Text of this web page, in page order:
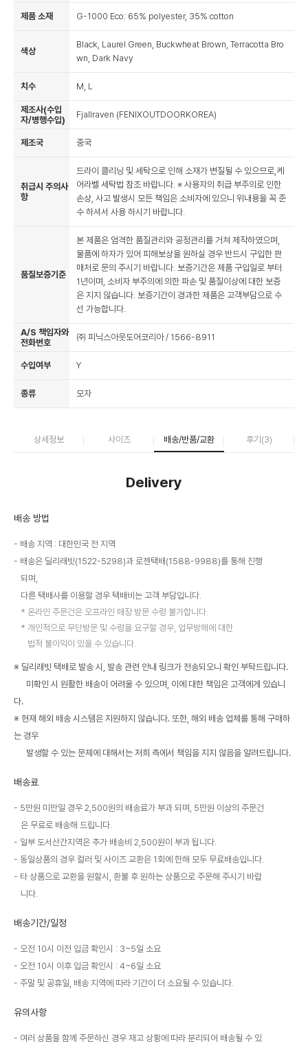
제품 소재 G-1000 Eco: 65% polyester, 35% cotton
색상
Black, Laurel Green, Buckwheat Brown, Terracotta Bro
wn, Dark Navy
치수 M, L
제조사(수입
자/병행수입)
Fjallraven (FENIXOUTDOORKOREA)
제조국 중국
취급시 주의사
항
드라이 클리닝 및 세탁으로 인해 소재가 변질될 수 있으므로,케
어라벨 세탁법 참조 바랍니다. ※ 사용자의 취급 부주의로 인한
손상, 사고 발생시 모든 책임은 소비자에 있으니 위내용을 꼭 준
수 하셔서 사용 하시기 바랍니다.
품질보증기준
본 제품은 엄격한 품질관리와 공정관리를 거쳐 제작하였으며,
물품에 하자가 있어 피해보상을 원하실 경우 반드시 구입한 판
매처로 문의 주시기 바랍니다. 보증기간은 제품 구입일로 부터
1년이며, 소비자 부주의에 의한 파손 및 품질이상에 대한 보증
은 지지 않습니다. 보증기간이 경과한 제품은 고객부담으로 수
선 가능합니다.
A/S 책임자와
전화번호
㈜ 피닉스아웃도어코리아 / 1566-8911
수입여부 Y
종류 모자
상세정보 사이즈 배송/반품/교환 후기(3)
Delivery
배송 방법
배송 지역 : 대한민국 전 지역
배송은 딜리래빗(1522-5298)과 로젠택배(1588-9988)를 통해 진행
되며,
다른 택배사를 이용할 경우 택배비는 고객 부담입니다.
온라인 주문건은 오프라인 매장 방문 수령 불가합니다.
개인적으로 무단방문 및 수령을 요구할 경우, 업무방해에 대한
법적 불이익이 있을 수 있습니다.
※ 딜리래빗 택배로 발송 시, 발송 관련 안내 링크가 전송되오니 확인 부탁드립니다.
미확인 시 원활한 배송이 어려울 수 있으며, 이에 대한 책임은 고객에게 있습니
다.
※ 현재 해외 배송 시스템은 지원하지 않습니다. 또한, 해외 배송 업체를 통해 구매하
는 경우
발생할 수 있는 문제에 대해서는 저희 측에서 책임을 지지 않음을 알려드립니다.
배송료
5만원 미만일 경우 2,500원의 배송료가 부과 되며, 5만원 이상의 주문건
은 무료로 배송해 드립니다.
일부 도서산간지역은 추가 배송비 2,500원이 부과 됩니다.
동일상품의 경우 컬러 및 사이즈 교환은 1회에 한해 모두 무료배송입니다.
타 상품으로 교환을 원할시, 환불 후 원하는 상품으로 주문해 주시기 바랍
니다.
배송기간/일정
오전 10시 이전 입금 확인시 : 3~5일 소요
오전 10시 이후 입금 확인시 : 4~6일 소요
주말 및 공휴일, 배송 지역에 따라 기간이 더 소요될 수 있습니다.
유의사항
여러 상품을 함께 주문하신 경우 재고 상황에 따라 분리되어 배송될 수 있